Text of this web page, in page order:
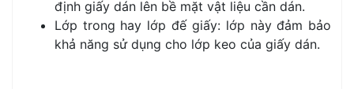
định giấy dán lên bề mặt vật liệu cần dán.
Lớp trong hay lớp đế giấy: lớp này đảm bảo
khả năng sử dụng cho lớp keo của giấy dán.